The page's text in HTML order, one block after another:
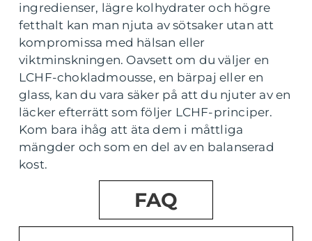
ingredienser, lägre kolhydrater och högre
fetthalt kan man njuta av sötsaker utan att
kompromissa med hälsan eller
viktminskningen. Oavsett om du väljer en
LCHF-chokladmousse, en bärpaj eller en
glass, kan du vara säker på att du njuter av en
läcker efterrätt som följer LCHF-principer.
Kom bara ihåg att äta dem i måttliga
mängder och som en del av en balanserad
kost.
FAQ